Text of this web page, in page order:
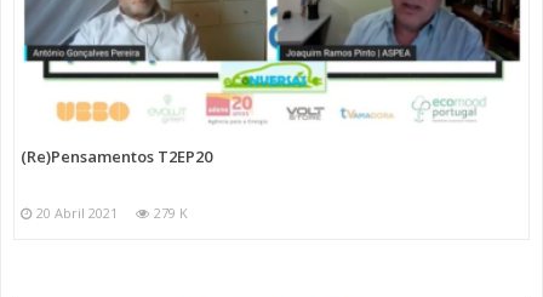
(Re)Pensamentos T2EP20
20 Abril 2021 279 K